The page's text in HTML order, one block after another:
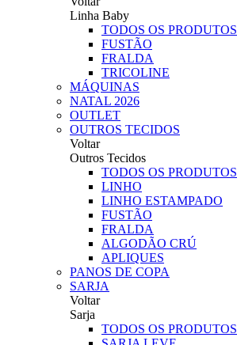
Linha Baby
TODOS OS PRODUTOS
FUSTÃO
FRALDA
TRICOLINE
MÁQUINAS
NATAL 2026
OUTLET
OUTROS TECIDOS
Voltar
Outros Tecidos
TODOS OS PRODUTOS
LINHO
LINHO ESTAMPADO
FUSTÃO
FRALDA
ALGODÃO CRÚ
APLIQUES
PANOS DE COPA
SARJA
Voltar
Sarja
TODOS OS PRODUTOS